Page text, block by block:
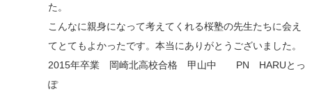
た。
こんなに親身になって考えてくれる桜塾の先生たちに会え
てとてもよかったです。本当にありがとうございました。
2015年卒業 岡崎北高校合格 甲山中 PN HARUとっ
ぽ